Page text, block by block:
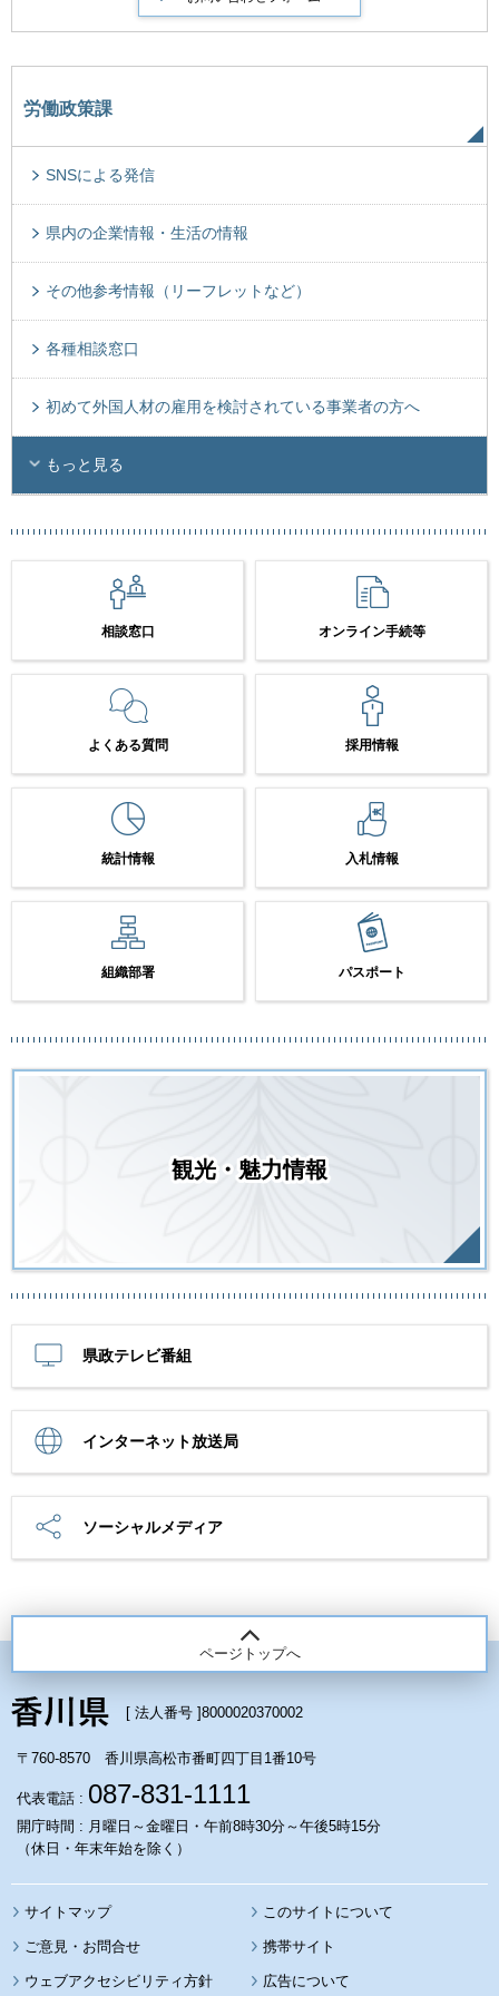
労働政策課
SNSによる発信
県内の企業情報・生活の情報
その他参考情報（リーフレットなど）
各種相談窓口
初めて外国人材の雇用を検討されている事業者の方へ
もっと見る
相談窓口 オンライン手続等
よくある質問 採用情報
統計情報 入札情報
組織部署 パスポート
観光・魅力情報
県政テレビ番組
インターネット放送局
ソーシャルメディア
ページトップへ
[ 法人番号 ]8000020370002
〒760-8570 香川県高松市番町四丁目1番10号
代表電話 : 087-831-1111
開庁時間 : 月曜日～金曜日・午前8時30分～午後5時15分
（休日・年末年始を除く）
サイトマップ このサイトについて
携帯サイト
ウェブアクセシビリティ方針 広告について